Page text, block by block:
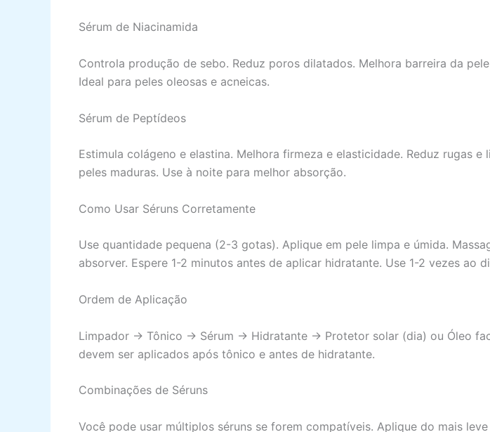
Sérum de Niacinamida
Controla produção de sebo. Reduz poros dilatados. Melhora barreira da
Ideal para peles oleosas e acneicas.
Sérum de Peptídeos
Estimula colágeno e elastina. Melhora firmeza e elasticidade. Reduz rugas e
peles maduras. Use à noite para melhor absorção.
Como Usar Séruns Corretamente
Use quantidade pequena (2-3 gotas). Aplique em pele limpa e úmida.
absorver. Espere 1-2 minutos antes de aplicar hidratante. Use 1-2 vezes ao
Ordem de Aplicação
Limpador → Tônico → Sérum → Hidratante → Protetor solar (dia) ou Óleo
devem ser aplicados após tônico e antes de hidratante.
Combinações de Séruns
Você pode usar múltiplos séruns se forem compatíveis. Aplique do mais